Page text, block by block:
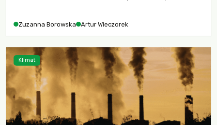
Zuzanna Borowska Artur Wieczorek
Klimat